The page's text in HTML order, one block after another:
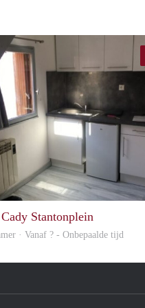
Stantonplein
· Vanaf ? - Onbepaalde tijd